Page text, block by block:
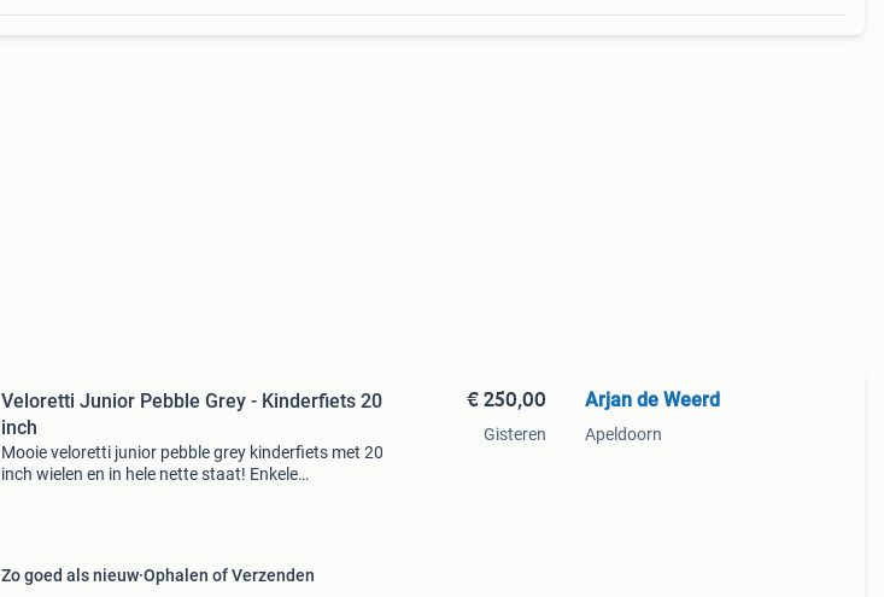
Veloretti Junior Pebble Grey - Kinderfiets 20
inch
Mooie veloretti junior pebble grey kinderfiets met 20
inch wielen en in hele nette staat! Enkele
Zo goed als nieuw Ophalen of Verzenden
€ 250,00
Gisteren
Arjan de Weerd
Apeldoorn